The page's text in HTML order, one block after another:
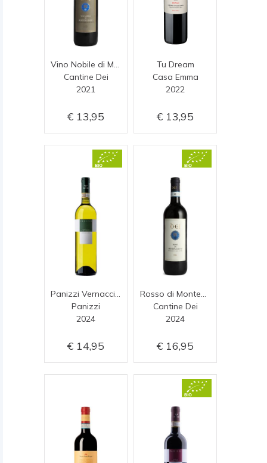
Cantine Dei
2021
13,95
Tu Dream
Casa Emma
2022
13,95
Panizzi
2024
14,95
Cantine Dei
2024
16,95